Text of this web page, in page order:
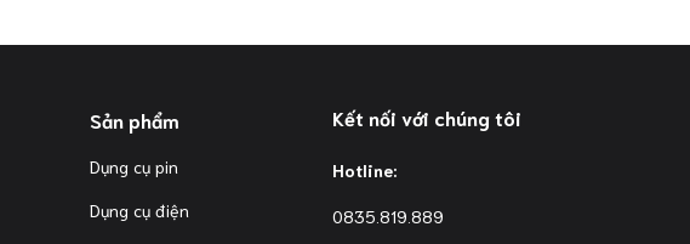
Sản phẩm
Dụng cụ pin
Dụng cụ điện
Kết nối với chúng tôi
Hotline:
0835.819.889